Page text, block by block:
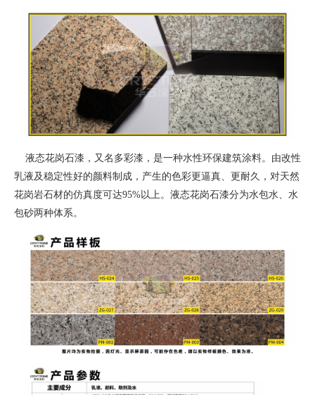
液态花岗石漆，又名多彩漆，是一种水性环保建筑涂料。由改性
乳液及稳定性好的颜料制成，产生的色彩更逼真、更耐久，对天然
花岗岩石材的仿真度可达95%以上。液态花岗石漆分为水包水、水
包砂两种体系。